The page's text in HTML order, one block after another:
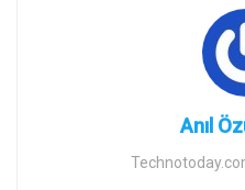
Anıl